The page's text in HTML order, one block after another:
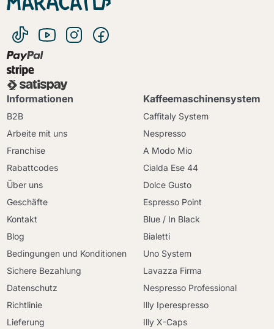
Informationen
B2B
Arbeite mit uns
Franchise
Rabattcodes
Über uns
Geschäfte
Kontakt
Blog
Bedingungen und Konditionen
Sichere Bezahlung
Datenschutz
Richtlinie
Lieferung
Kaffeemaschinensystem
Caffitaly System
Nespresso
A Modo Mio
Cialda Ese 44
Dolce Gusto
Espresso Point
Blue / In Black
Bialetti
Uno System
Lavazza Firma
Nespresso Professional
Illy Iperespresso
Illy X-Caps